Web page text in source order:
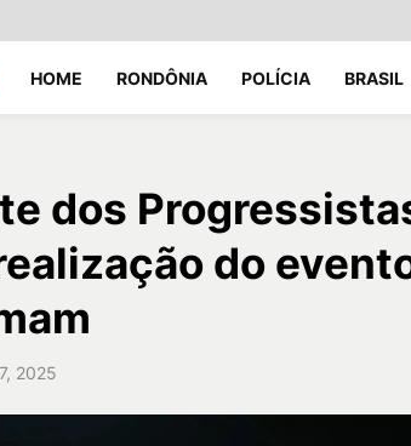
HOME RONDÔNIA POLÍCIA BRASIL
dos
do
2025